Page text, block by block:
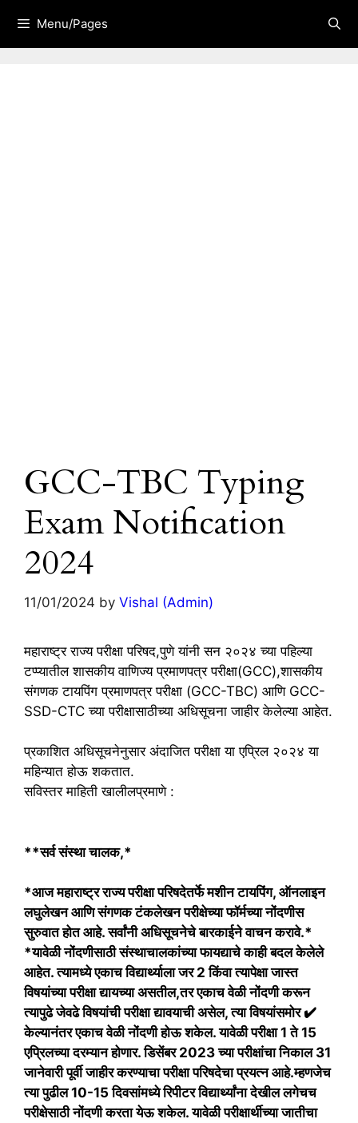
content
Menu/Pages
GCC-TBC Typing
Exam Notification
2024
11/01/2024 by Vishal (Admin)
महाराष्ट्र राज्य परीक्षा परिषद,पुणे यांनी सन २०२४ च्या पहिल्या
टप्प्यातील शासकीय वाणिज्य प्रमाणपत्र परीक्षा(GCC),शासकीय
संगणक टायपिंग प्रमाणपत्र परीक्षा (GCC-TBC) आणि GCC-
SSD-CTC च्या परीक्षासाठीच्या अधिसूचना जाहीर केलेल्या आहेत.
प्रकाशित अधिसूचनेनुसार अंदाजित परीक्षा या एप्रिल २०२४ या
महिन्यात होऊ शकतात.
सविस्तर माहिती खालीलप्रमाणे :
**सर्व संस्था चालक,*
*आज महाराष्ट्र राज्य परीक्षा परिषदेतर्फे मशीन टायपिंग, ऑनलाइन
लघुलेखन आणि संगणक टंकलेखन परीक्षेच्या फॉर्मच्या नोंदणीस
सुरुवात होत आहे. सर्वांनी अधिसूचनेचे बारकाईने वाचन करावे.*
*यावेळी नोंदणीसाठी संस्थाचालकांच्या फायद्याचे काही बदल केलेले
आहेत. त्यामध्ये एकाच विद्यार्थ्याला जर 2 किंवा त्यापेक्षा जास्त
विषयांच्या परीक्षा द्यायच्या असतील,तर एकाच वेळी नोंदणी करून
त्यापुढे जेवढे विषयांची परीक्षा द्यावयाची असेल, त्या विषयांसमोर ✔️
केल्यानंतर एकाच वेळी नोंदणी होऊ शकेल. यावेळी परीक्षा 1 ते 15
एप्रिलच्या दरम्यान होणार. डिसेंबर 2023 च्या परीक्षांचा निकाल 31
जानेवारी पूर्वी जाहीर करण्याचा परीक्षा परिषदेचा प्रयत्न आहे.म्हणजेच
त्या पुढील 10-15 दिवसांमध्ये रिपीटर विद्यार्थ्यांना देखील लगेचच
परीक्षेसाठी नोंदणी करता येऊ शकेल. यावेळी परीक्षार्थीच्या जातीचा